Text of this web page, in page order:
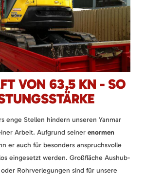
VON 63,5 KN - SO
enge Stellen hindern unseren Yanmar
Arbeit. Aufgrund seiner enormen
er auch für besonders anspruchsvolle
eingesetzt werden. Großfläche Aushub-
Rohrverlegungen sind für unsere